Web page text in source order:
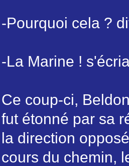
-Pourquoi cela ?
-La Marine !
Ce coup-ci,
fut étonné par sa
la direction
cours du chemin,